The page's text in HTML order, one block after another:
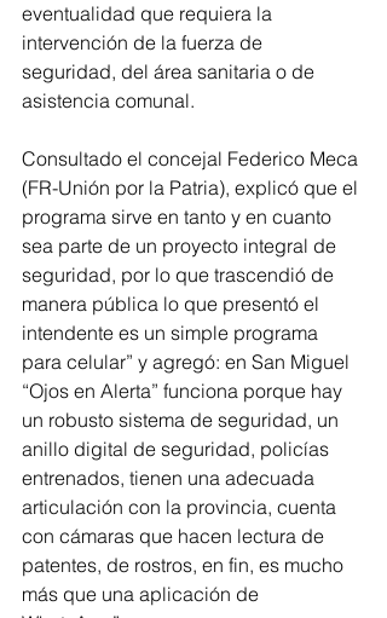
eventualidad que requiera la
intervención de la fuerza de
seguridad, del área sanitaria o de
asistencia comunal.
Consultado el concejal Federico Meca
(FR-Unión por la Patria), explicó que el
programa sirve en tanto y en cuanto
sea parte de un proyecto integral de
seguridad, por lo que trascendió de
manera pública lo que presentó el
intendente es un simple programa
para celular” y agregó: en San Miguel
“Ojos en Alerta” funciona porque hay
un robusto sistema de seguridad, un
anillo digital de seguridad, policías
entrenados, tienen una adecuada
articulación con la provincia, cuenta
con cámaras que hacen lectura de
patentes, de rostros, en fin, es mucho
más que una aplicación de